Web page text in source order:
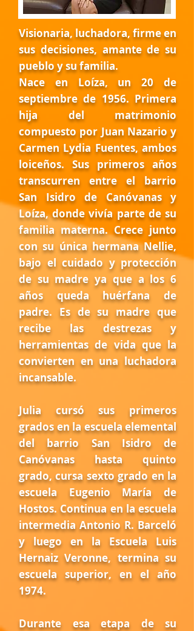
Visionaria, luchadora, firme en
sus decisiones, amante de su
pueblo y su familia.
Nace en Loíza, un 20 de
septiembre de 1956. Primera
hija del matrimonio
compuesto por Juan Nazario y
Carmen Lydia Fuentes, ambos
loiceños. Sus primeros años
transcurren entre el barrio
San Isidro de Canóvanas y
Loíza, donde vivía parte de su
familia materna. Crece junto
con su única hermana Nellie,
bajo el cuidado y protección
de su madre ya que a los 6
años queda huérfana de
padre. Es de su madre que
recibe las destrezas y
herramientas de vida que la
convierten en una luchadora
incansable.
Julia cursó sus primeros
grados en la escuela elemental
del barrio San Isidro de
Canóvanas hasta quinto
grado, cursa sexto grado en la
escuela Eugenio María de
Hostos. Continua en la escuela
intermedia Antonio R. Barceló
y luego en la Escuela Luis
Hernaiz Veronne, termina su
escuela superior, en el año
1974.
Durante esa etapa de su